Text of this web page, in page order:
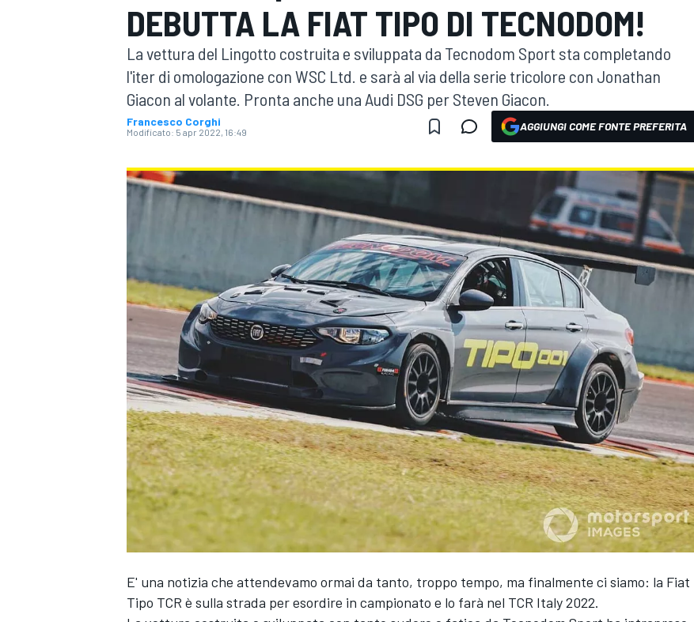
MOTOGP WEC
WRC
DEBUTTA LA FIAT TIPO DI TECNODOM!
La vettura del Lingotto costruita e sviluppata da Tecnodom Sport sta completando
l'iter di omologazione con WSC Ltd. e sarà al via della serie tricolore con Jonathan
Giacon al volante. Pronta anche una Audi DSG per Steven Giacon.
Francesco Corghi
Modificato: 5 apr 2022, 16:49 AGGIUNGI COME FONTE PREFERITA
E' una notizia che attendevamo ormai da tanto, troppo tempo, ma finalmente ci siamo: la Fiat
Tipo TCR è sulla strada per esordire in campionato e lo farà nel TCR Italy 2022.